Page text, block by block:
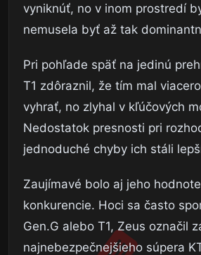
vyniknúť, no v inom prostredí
nemusela byť až tak
Pri pohľade späť na jedinú
T1 zdôraznil, že tím mal
vyhrať, no zlyhal v kľúčových
Nedostatok presnosti pri
jednoduché chyby ich stáli
Zaujímavé bolo aj jeho
konkurencie. Hoci sa často
Gen.G alebo T1, Zeus označil
najnebezpečnejšieho súpera